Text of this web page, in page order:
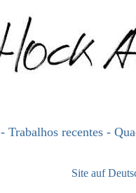
- Trabalhos recentes -
Site auf